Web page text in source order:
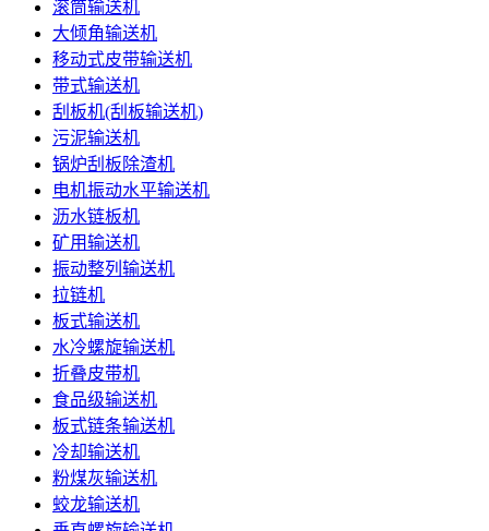
滚筒输送机
大倾角输送机
移动式皮带输送机
带式输送机
刮板机(刮板输送机)
污泥输送机
锅炉刮板除渣机
电机振动水平输送机
沥水链板机
矿用输送机
振动整列输送机
拉链机
板式输送机
水冷螺旋输送机
折叠皮带机
食品级输送机
板式链条输送机
冷却输送机
粉煤灰输送机
蛟龙输送机